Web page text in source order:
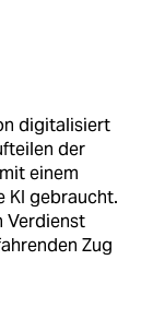
digitalisiert
der
einem
KI gebraucht.
Verdienst
Zug